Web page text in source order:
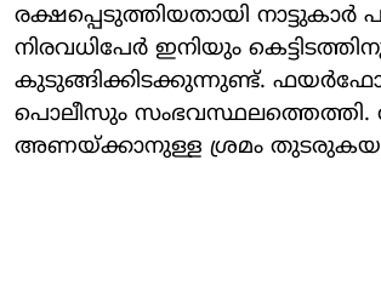
രക്ഷപ്പെടുത്തിയതായി
നിരവധിപേർ ഇനിയും
കുടുങ്ങിക്കിടക്കുന്നുണ്ട്.
പൊലീസും സംഭവസ്ഥലത്തെത്തി.
അണയ്ക്കാനുള്ള ശ്രമം